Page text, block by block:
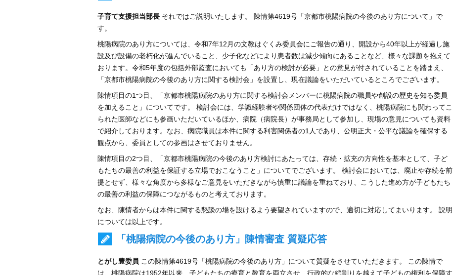
子育て支援担当部長 それではご説明いたします。 陳情第4619号「京都市桃陽病院の今後のあり方について」で
す。
桃陽病院のあり方については、令和7年12月の文教はぐくみ委員会にご報告の通り、開設から40年以上が経過し施
設及び設備の老朽化が進んでいること、少子化などにより患者数は減少傾向にあることなど、様々な課題を抱えて
おります。令和5年度の包括外部監査においても「あり方の検討が必要」との意見が付されていることを踏まえ、
「京都市桃陽病院の今後のあり方に関する検討会」を設置し、現在議論をいただいているところでございます。
陳情項目の1つ目、「京都市桃陽病院のあり方に関する検討会メンバーに桃陽病院の職員や創設の歴史を知る委員
を加えること」についてです。 検討会には、学識経験者や関係団体の代表だけではなく、桃陽病院にも関わってこ
られた医師などにも参画いただいているほか、病院（病院長）が事務局として参加し、現場の意見についても資料
で紹介しております。なお、病院職員は本件に関する利害関係者の1人であり、公明正大・公平な議論を確保する
観点から、委員としての参画はさせておりません。
陳情項目の2つ目、「京都市桃陽病院の今後のあり方検討にあたっては、存続・拡充の方向性を基本として、子ど
もたちの最善の利益を保証する立場でおこなうこと」についてでございます。 検討会においては、廃止や存続を前
提とせず、様々な角度から多様なご意見をいただきながら慎重に議論を重ねており、こうした進め方が子どもたち
の最善の利益の保障につながるものと考えております。
なお、陳情者からは本件に関する懇談の場を設けるよう要望されていますので、適切に対応してまいります。 説明
については以上です。
「桃陽病院の今後のあり方」陳情審査 質疑応答
とがし豊委員 この陳情第4619号「桃陽病院の今後のあり方」について質疑をさせていただきます。 この陳情で
は、桃陽病院は1952年以来、子どもたちの療育と教育を両立させ、行政的な縦割りを越えて子どもの権利を保障す